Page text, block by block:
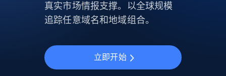
真实市场情报支撑。以全球规模
追踪任意域名和地域组合。
立即开始